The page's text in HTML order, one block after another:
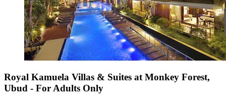
Royal Kamuela Villas & Suites at Monkey Forest,
Ubud - For Adults Only